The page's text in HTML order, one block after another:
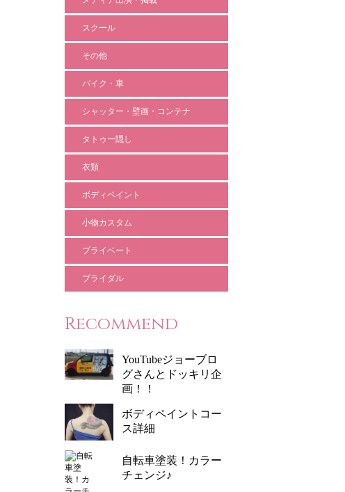
スクール
その他
バイク・車
シャッター・壁画・コンテナ
タトゥー隠し
衣類
ボディペイント
小物カスタム
プライベート
ブライダル
Recommend
YouTubeジョーブロ
グさんとドッキリ企
画！！
ボディペイントコー
ス詳細
自転車塗装！カラー
チェンジ♪